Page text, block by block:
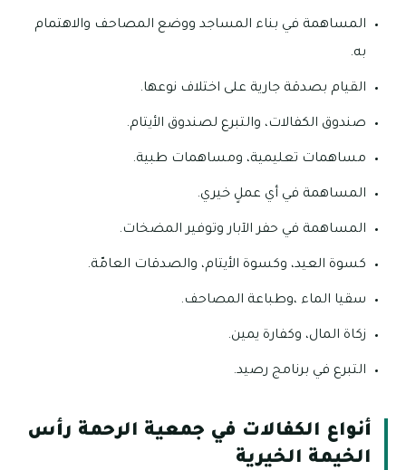
المساهمة في بناء المساجد ووضع المصاحف والاهتمام
به.
القيام بصدقة جارية على اختلاف نوعها.
صندوق الكفالات، والتبرع لصندوق الأيتام.
مساهمات تعليمية، ومساهمات طبية.
المساهمة في أي عملٍ خيري.
المساهمة في حفر الآبار وتوفير المضخات.
كسوة العيد، وكسوة الأيتام، والصدقات العامّة.
سقيا الماء ،وطباعة المصاحف.
زكاة المال، وكفارة يمين.
التبرع في برنامج رصيد.
أنواع الكفالات في جمعية الرحمة رأس
الخيمة الخيرية